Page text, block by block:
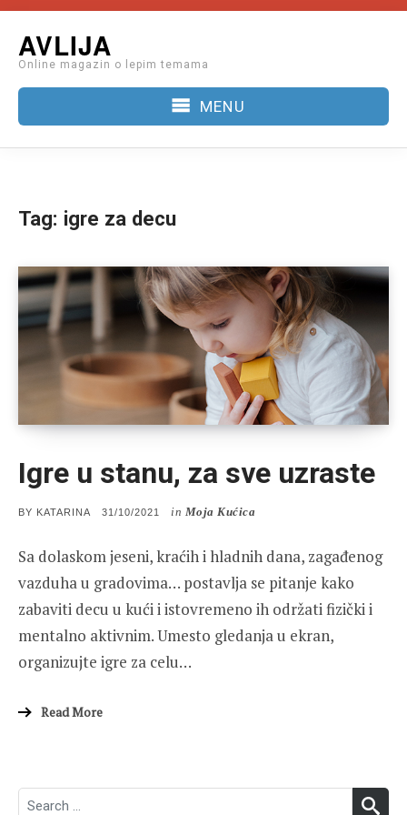
content
AVLIJA
Online magazin o lepim temama
MENU
Tag: igre za decu
Igre u stanu, za sve uzraste
BY KATARINA
POSTED
31/10/2021 in Moja Kućica
Sa dolaskom jeseni, kraćih i hladnih dana, zagađenog
vazduha u gradovima… postavlja se pitanje kako
zabaviti decu u kući i istovremeno ih održati fizički i
mentalno aktivnim. Umesto gledanja u ekran,
organizujte igre za celu…
Read More
Search